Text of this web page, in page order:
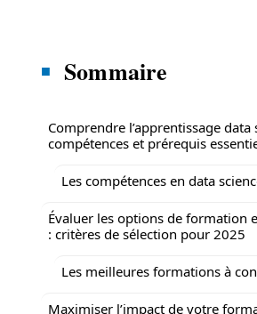
Sommaire
Comprendre l’apprentissage data
compétences et prérequis
Les compétences en data
Évaluer les options de formation
: critères de sélection pour 2025
Les meilleures formations à
Maximiser l’impact de votre